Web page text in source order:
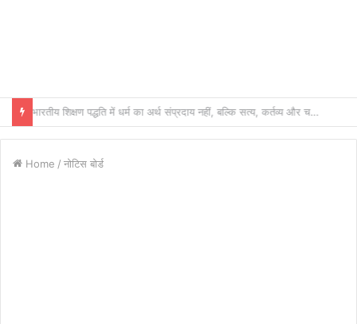
Home / नोटिस बोर्ड